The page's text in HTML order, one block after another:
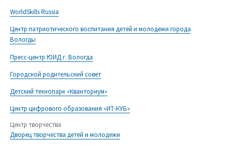
WorldSkills Russia
Центр патриотического воспитания детей и молодежи города
Вологды
Пресс-центр ЮИД г. Вологда
Городской родительский совет
Детский технопарк «Кванториум»
Центр цифрового образования «ИТ-КУБ»
Центр творчества
Дворец творчества детей и молодежи